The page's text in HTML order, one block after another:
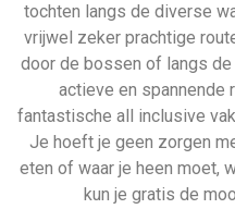
tochten langs de diverse
vrijwel zeker prachtige
door de bossen of langs
actieve en spannende
fantastische all inclusive
Je hoeft je geen zorgen
eten of waar je heen moet,
kun je gratis de